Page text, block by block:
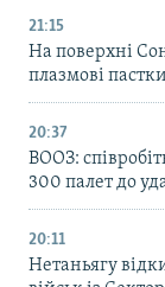
21:15
На поверхні
плазмові пастки
20:37
ВООЗ:
300 палет до
20:11
Нетаньягу